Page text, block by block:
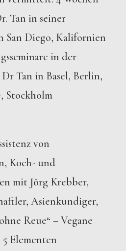
Tan in seiner
Diego, Kalifornien
in der
Tan in Basel, Berlin,
Stockholm
von
Koch- und
mit Jörg Krebber,
Asienkundiger,
Reue“ – Vegane
Elementen